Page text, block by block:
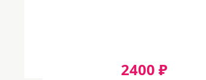
2400 ₽